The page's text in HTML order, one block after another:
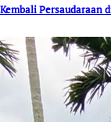
Kembali Persaudaraan